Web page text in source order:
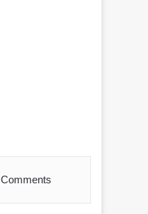
Comments